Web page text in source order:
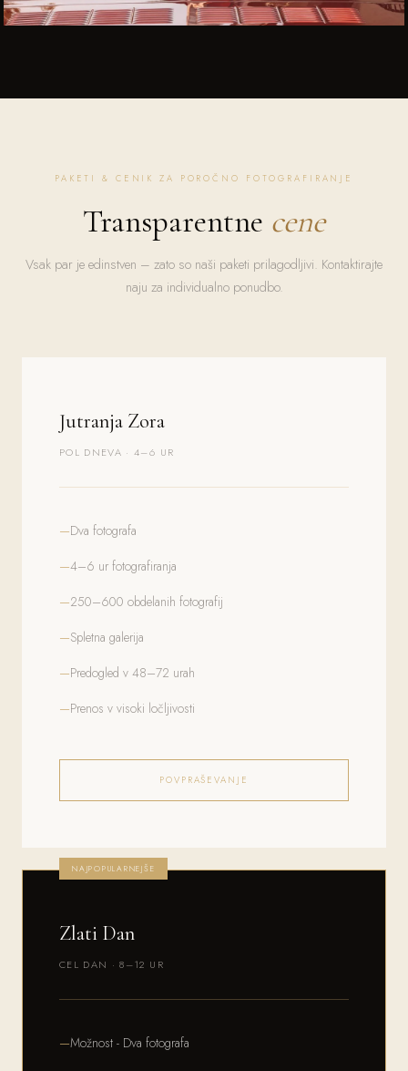
PAKETI & CENIK ZA POROČNO FOTOGRAFIRANJE
Transparentne cene
Vsak par je edinstven – zato so naši paketi prilagodljivi. Kontaktirajte
naju za individualno ponudbo.
Jutranja Zora
POL DNEVA · 4–6 UR
Dva fotografa
4–6 ur fotografiranja
250–600 obdelanih fotografij
Spletna galerija
Predogled v 48–72 urah
Prenos v visoki ločljivosti
POVPRAŠEVANJE
NAJPOPULARNEJŠE
Zlati Dan
CEL DAN · 8–12 UR
Možnost - Dva fotografa